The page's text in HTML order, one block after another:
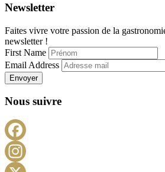
Newsletter
Faites vivre votre passion de la
newsletter !
First Name
Email Address
Envoyer
Nous suivre